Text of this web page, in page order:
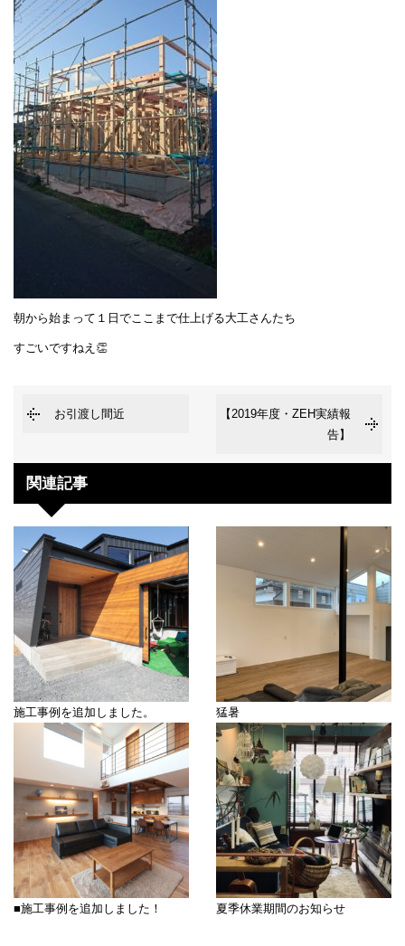
朝から始まって１日でここまで仕上げる大工さんたち
すごいですねえ👏
お引渡し間近
【2019年度・ZEH実績報
告】
関連記事
施工事例を追加しました。 猛暑
■施工事例を追加しました！ 夏季休業期間のお知らせ